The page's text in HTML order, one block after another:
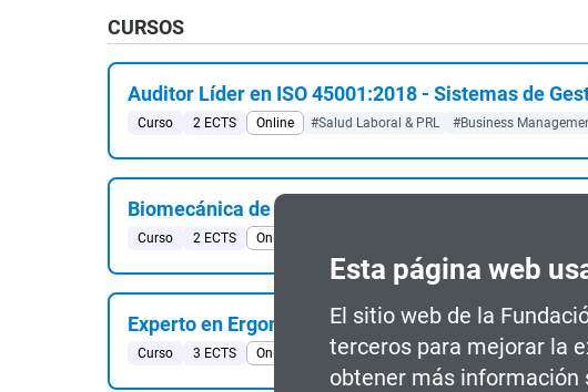
Esta página web
El sitio web de la
terceros para mejorar la
obtener más información
CURSOS
Auditor Líder en ISO 45001:2018 - Sistemas de
Curso 2 ECTS Online #Salud Laboral & PRL #Business
Biomecánica de la Columna y Extremidad Superior
Curso 2 ECTS Online
Experto en Ergonomía
Curso 3 ECTS Online #Salud Laboral & PRL #Business